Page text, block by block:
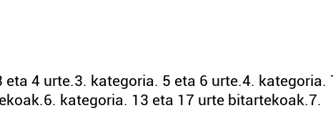
4 urte.3. kategoria. 5 eta 6 urte.4. kategoria.
kategoria. 13 eta 17 urte bitartekoak.7.